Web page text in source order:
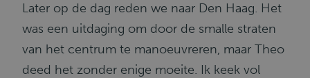
Later op de dag reden we naar Den Haag. Het
was een uitdaging om door de smalle straten
van het centrum te manoeuvreren, maar Theo
deed het zonder enige moeite. Ik keek vol